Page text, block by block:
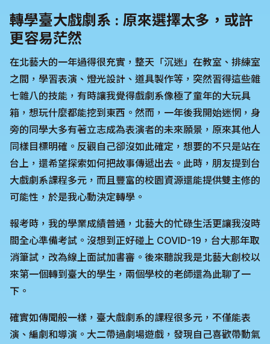
轉學臺大戲劇系 : 原來選擇太多，或許
更容易茫然
在北藝大的一年過得很充實，整天「沉迷」在教室、排練室
之間，學習表演、燈光設計、道具製作等，突然習得這些雜
七雜八的技能，有時讓我覺得戲劇系像極了童年的大玩具
箱，想玩什麼都能挖到東西。然而，一年後我開始迷惘，身
旁的同學大多有著立志成為表演者的未來願景，原來其他人
同樣目標明確。反觀自己卻沒如此確定，想要的不只是站在
台上，還希望探索如何把故事傳遞出去。此時，朋友提到台
大戲劇系課程多元，而且豐富的校園資源還能提供雙主修的
可能性，於是我心動決定轉學。
報考時，我的學業成績普通，北藝大的忙碌生活更讓我沒時
間全心準備考試。沒想到正好碰上 COVID-19，台大那年取
消筆試，改為線上面試加書審。後來聽說我是北藝大創校以
來第一個轉到臺大的學生，兩個學校的老師還為此聊了一
下。
確實如傳聞般一樣，臺大戲劇系的課程很多元，不僅能表
演、編劇和導演。大二帶過劇場遊戲，發現自己喜歡帶動氣